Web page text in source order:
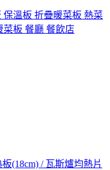
保溫板 折疊暖菜板 熱菜
菜板 餐廳 餐飲店
(18cm) / 瓦斯爐均熱片